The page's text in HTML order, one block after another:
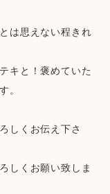
は思えない程きれ
キと！褒めていた
。
しくお伝え下さ
しくお願い致しま